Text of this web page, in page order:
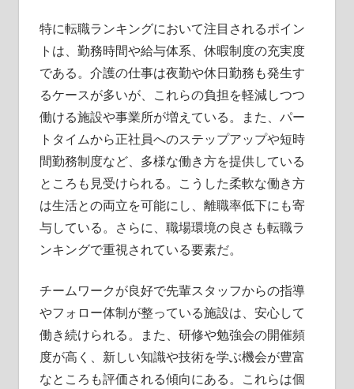
特に転職ランキングにおいて注目されるポイン
トは、勤務時間や給与体系、休暇制度の充実度
である。介護の仕事は夜勤や休日勤務も発生す
るケースが多いが、これらの負担を軽減しつつ
働ける施設や事業所が増えている。また、パー
トタイムから正社員へのステップアップや短時
間勤務制度など、多様な働き方を提供している
ところも見受けられる。こうした柔軟な働き方
は生活との両立を可能にし、離職率低下にも寄
与している。さらに、職場環境の良さも転職ラ
ンキングで重視されている要素だ。
チームワークが良好で先輩スタッフからの指導
やフォロー体制が整っている施設は、安心して
働き続けられる。また、研修や勉強会の開催頻
度が高く、新しい知識や技術を学ぶ機会が豊富
なところも評価される傾向にある。これらは個